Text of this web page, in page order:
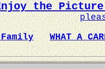
the Picture
Family
WHAT A